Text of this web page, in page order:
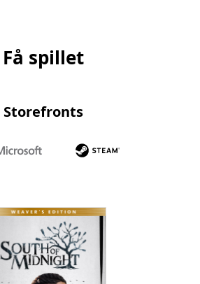
Få spillet
Storefronts